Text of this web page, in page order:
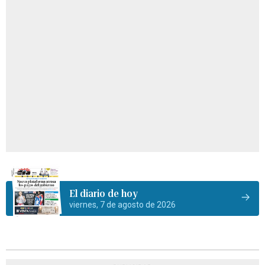
El diario de hoy
viernes, 7 de agosto de 2026